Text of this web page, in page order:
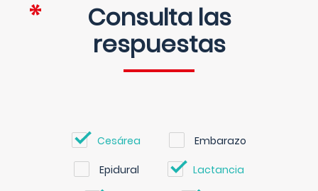
Consulta las
respuestas
Cesárea Embarazo
Epidural Lactancia